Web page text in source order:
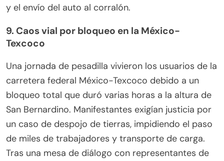
y el envío del auto al corralón.
9. Caos vial por bloqueo en la México-
Texcoco
Una jornada de pesadilla vivieron los usuarios de la
carretera federal México-Texcoco debido a un
bloqueo total que duró varias horas a la altura de
San Bernardino. Manifestantes exigían justicia por
un caso de despojo de tierras, impidiendo el paso
de miles de trabajadores y transporte de carga.
Tras una mesa de diálogo con representantes de